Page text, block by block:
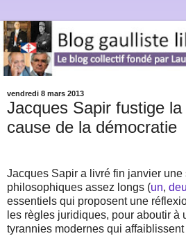
vendredi 8 mars 2013
Jacques Sapir fustige
cause de la démocratie
Jacques Sapir a livré fin janvier
philosophiques assez longs (un,
essentiels qui proposent une
les règles juridiques, pour aboutir à
tyrannies modernes qui